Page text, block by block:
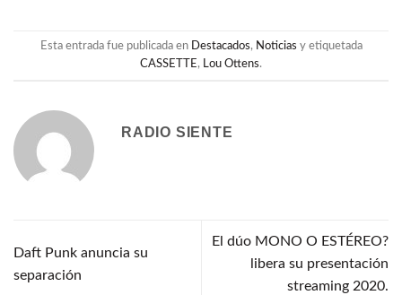
Esta entrada fue publicada en Destacados, Noticias y etiquetada
CASSETTE , Lou Ottens.
RADIO SIENTE
Daft Punk anuncia su
separación
El dúo MONO O ESTÉREO?
libera su presentación
streaming 2020.